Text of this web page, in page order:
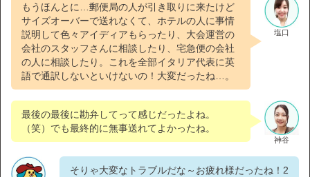
塩口
もうほんとに…郵便局の人が引き取りに来たけど
サイズオーバーで送れなくて、ホテルの人に事情
説明して色々アイディアもらったり、大会運営の
会社のスタッフさんに相談したり、宅急便の会社
の人に相談したり。これを全部イタリア代表に英
語で通訳しないといけないの！大変だったね…。
神谷
最後の最後に勘弁してって感じだったよね。
（笑）でも最終的に無事送れてよかったね。
そりゃ大変なトラブルだな～お疲れ様だったね！2